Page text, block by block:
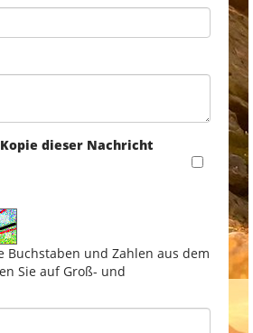
dieser Nachricht
Buchstaben und Zahlen aus dem
Sie auf Groß- und